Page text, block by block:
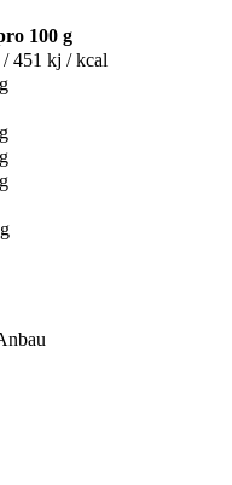
100 g
/ 451 kj / kcal